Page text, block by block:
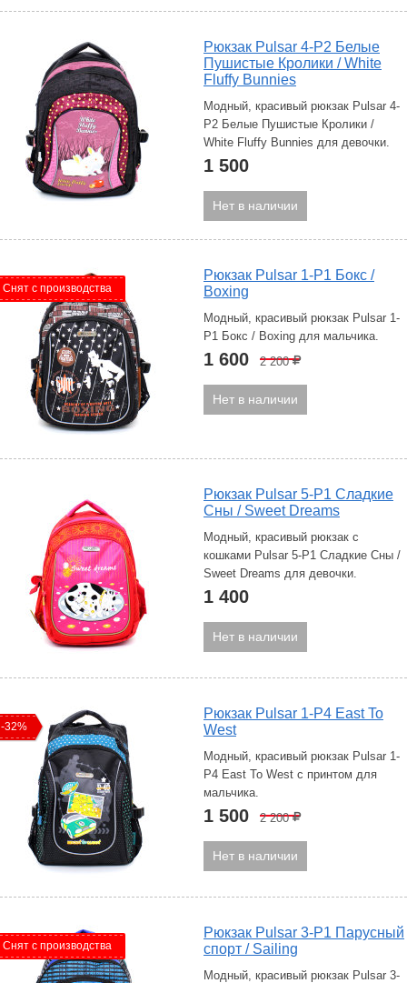
Рюкзак Pulsar 4-P2 Белые
Пушистые Кролики / White
Fluffy Bunnies
Модный, красивый рюкзак Pulsar 4-
P2 Белые Пушистые Кролики /
White Fluffy Bunnies для девочки.
1 500
Нет в наличии
Снят с производства
Рюкзак Pulsar 1-P1 Бокс /
Boxing
Модный, красивый рюкзак Pulsar 1-
P1 Бокс / Boxing для мальчика.
1 600 2 200Р
Нет в наличии
Рюкзак Pulsar 5-P1 Сладкие
Сны / Sweet Dreams
Модный, красивый рюкзак с
кошками Pulsar 5-P1 Сладкие Сны /
Sweet Dreams для девочки.
1 400
Нет в наличии
-32%
Рюкзак Pulsar 1-P4 East To
West
Модный, красивый рюкзак Pulsar 1-
P4 East To West с принтом для
мальчика.
1 500 2 200Р
Нет в наличии
Снят с производства
Рюкзак Pulsar 3-P1 Парусный
спорт / Sailing
Модный, красивый рюкзак Pulsar 3-